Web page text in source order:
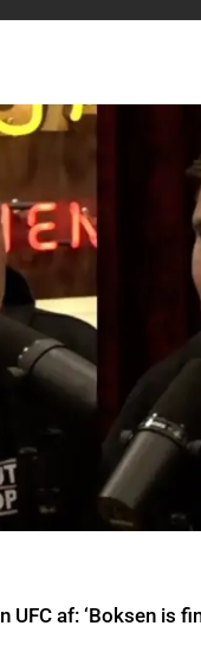
UFC af: ‘Boksen is